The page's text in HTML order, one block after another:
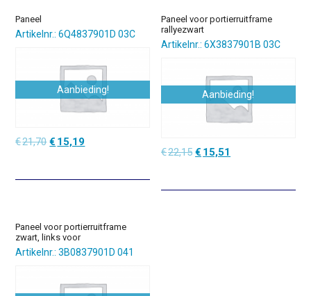
Paneel
Artikelnr.: 6Q4837901D 03C
Aanbieding!
€21,70Oorspronkelijke
€21,70.
€ 15,19Huidige
€15,19.
Paneel voor portierruitframe
rallyezwart
Artikelnr.: 6X3837901B 03C
Aanbieding!
€22,15 Oorspronkelijke
€22,15.
€ 15,51
€15,51.
Paneel voor portierruitframe
zwart, links voor
Artikelnr.: 3B0837901D 041